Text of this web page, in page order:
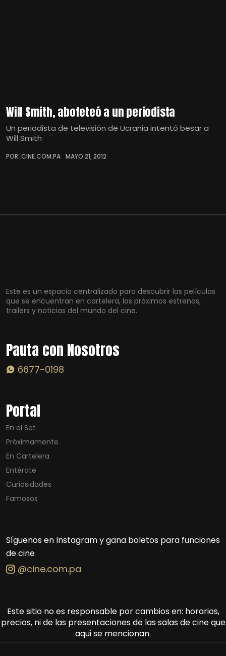
Will Smith, abofeteó a un periodista
Un periodista de televisión de Ucrania intentó besar a
Will Smith
POR: CINE.COM.PA MAYO 21, 2012
Este es un espacio centralizado para descubrir las películas
que se encuentran en cartelera, los próximos estrenos,
trailers y noticias del mundo del cine.
Pauta con Nosotros
6677-0198
Portal
En el Set
Próximamente
En Cartelera
Entérate
Curiosidades
Famosos
Síguenos en Instagram y gana boletos para funciones
de cine
@cine.com.pa
Este sitio no es responsable por cambios en: horarios,
precios, ni de las presentaciones de las salas de cine que
aqui se mencionan.